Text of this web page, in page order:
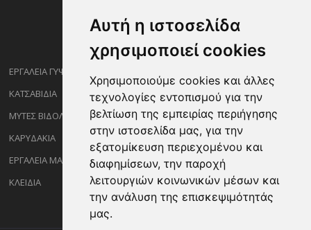
Αυτή η ιστοσελίδα
χρησιμοποιεί cookies
Χρησιμοποιούμε cookies και άλλες
τεχνολογίες εντοπισμού για την
βελτίωση της εμπειρίας περιήγησης
στην ιστοσελίδα μας, για την
εξατομίκευση περιεχομένου και
διαφημίσεων, την παροχή
λειτουργιών κοινωνικών μέσων και
την ανάλυση της επισκεψιμότητάς
μας.
ΕΡΓΑΛΕΙΑ ΓΥΨΟΣΑΝΙΔΑΣ
ΚΑΤΣΑΒΙΔΙΑ
ΜΥΤΕΣ ΒΙΔΟΛΟΓΩΝ
ΚΑΡΥΔΑΚΙΑ
ΕΡΓΑΛΕΙΑ ΜΑΡΑΓΓΩΝ
ΚΛΕΙΔΙΑ